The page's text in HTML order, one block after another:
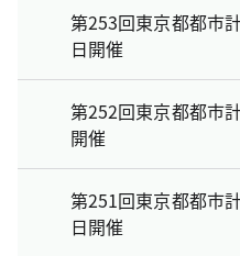
第253回東京都都市
日開催
第252回東京都都市
開催
第251回東京都都市
日開催